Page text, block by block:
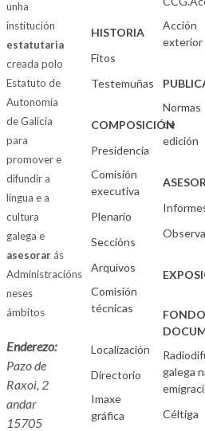
unha
institución
estatutaria
creada polo
Estatuto de
Autonomía
de Galicia
para
promover e
difundir a
lingua e a
cultura
galega e
asesorarás
Administracións
neses
ámbitos
Enderezo:
Pazo de
Raxoi, 2
andar
15705
HISTORIA
Fitos
Testemuñas
COMPOSICIÓN
Presidencia
Comisión
executiva
Plenario
Seccións
Arquivos
Comisión
técnicas
Localización
Directorio
Imaxe
gráfica
Acción
exterior
Normas
de
edición
galega
Céltiga